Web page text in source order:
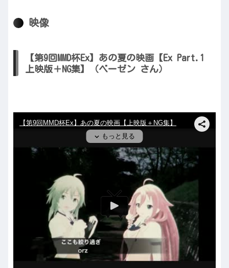
映像
【第9回MMD杯Ex】あの夏の映画【Ex Part.1
上映版＋NG集】（ベーゼン さん）